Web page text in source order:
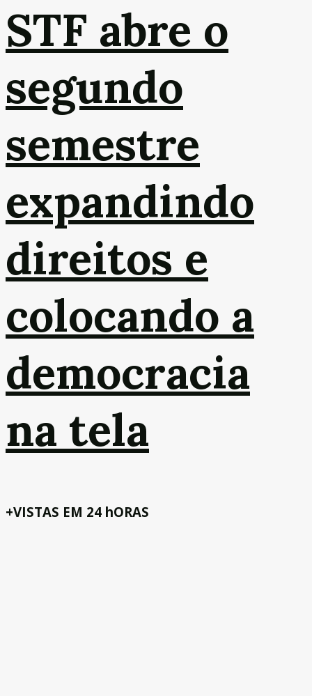
STF abre o
segundo
semestre
expandindo
direitos e
colocando a
democracia
na tela
+VISTAS EM 24 hORAS